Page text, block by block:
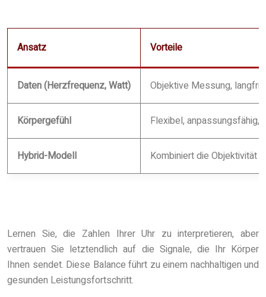
Ansatz Vorteile
Daten (Herzfrequenz, Watt) Objektive Messung,
Körpergefühl Flexibel,
Hybrid-Modell Kombiniert die Objektivität
Lernen Sie, die Zahlen Ihrer Uhr zu interpretieren, aber
vertrauen Sie letztendlich auf die Signale, die Ihr Körper
Ihnen sendet. Diese Balance führt zu einem nachhaltigen und
gesunden Leistungsfortschritt.